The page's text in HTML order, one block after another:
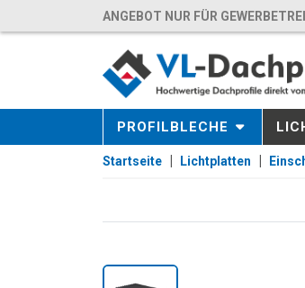
ANGEBOT NUR FÜR
PROFILBLECHE
Startseite Lichtplatten